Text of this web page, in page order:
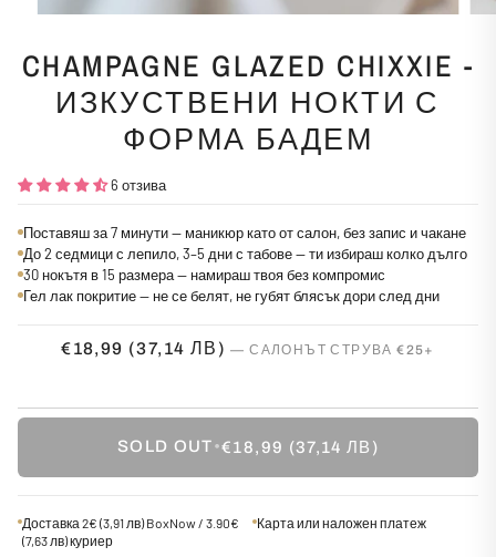
CHAMPAGNE GLAZED CHIXXIE -
ИЗКУСТВЕНИ НОКТИ С
ФОРМА БАДЕМ
6 отзива
Поставяш за 7 минути — маникюр като от салон, без запис и чакане
До 2 седмици с лепило, 3–5 дни с табове — ти избираш колко дълго
30 нокътя в 15 размера — намираш твоя без компромис
Гел лак покритие — не се белят, не губят блясък дори след дни
€18,99 (37,14 ЛВ)
SOLD OUT•€18,99 (37,14 ЛВ)
Доставка 2€ (3,91 лв)BoxNow / 3.90€
(7,63 лв)куриер
Карта или наложен платеж